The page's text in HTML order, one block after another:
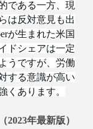
である一方、現
は反対意見も出
が生まれた米国
ドシェアは一定
うですが、労働
する意識が高い
くあります。
2023年最新版）